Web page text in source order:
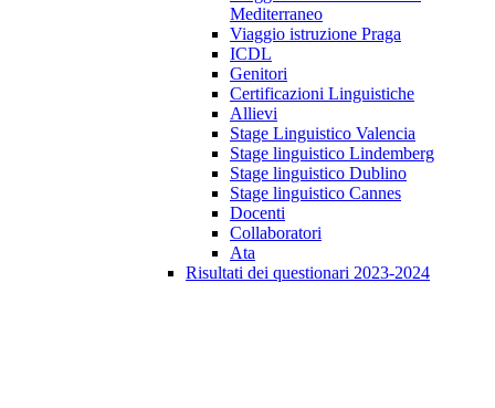
Mediterraneo
Viaggio istruzione Praga
ICDL
Genitori
Certificazioni Linguistiche
Allievi
Stage Linguistico Valencia
Stage linguistico Lindemberg
Stage linguistico Dublino
Stage linguistico Cannes
Docenti
Collaboratori
Ata
Risultati dei questionari 2023-2024